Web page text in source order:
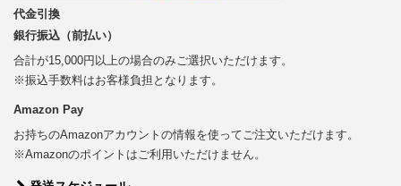
代金引換
銀行振込（前払い）
合計が15,000円以上の場合のみご選択いただけます。
※振込手数料はお客様負担となります。
Amazon Pay
お持ちのAmazonアカウントの情報を使ってご注文いただけます。
※Amazonのポイントはご利用いただけません。